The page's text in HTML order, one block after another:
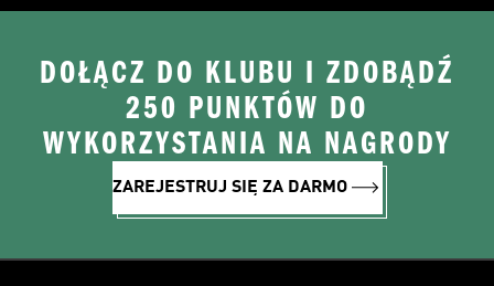
DOŁĄCZ DO KLUBU I ZDOBĄDŹ
250 PUNKTÓW DO
WYKORZYSTANIA NA NAGRODY
ZAREJESTRUJ SIĘ ZA DARMO